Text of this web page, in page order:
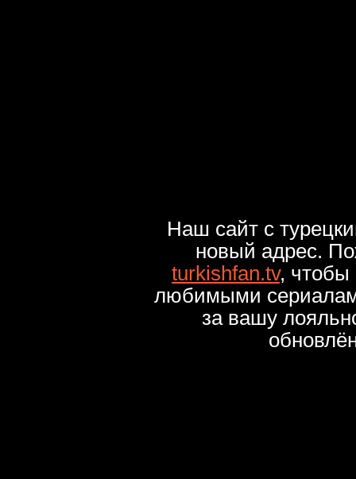
Наш сайт с
новый адрес.
turkishfan.tv, чтобы
любимыми
за вашу